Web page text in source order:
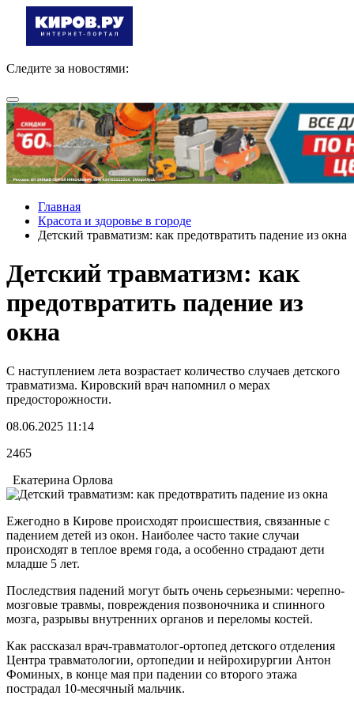
Следите за новостями:
Главная
Красота и здоровье в городе
Детский травматизм: как предотвратить падение из окна
Детский травматизм: как
предотвратить падение из
окна
С наступлением лета возрастает количество случаев детского
травматизма. Кировский врач напомнил о мерах
предосторожности.
08.06.2025 11:14
2465
Екатерина Орлова
Ежегодно в Кирове происходят происшествия, связанные с
падением детей из окон. Наиболее часто такие случаи
происходят в теплое время года, а особенно страдают дети
младше 5 лет.
Последствия падений могут быть очень серьезными: черепно-
мозговые травмы, повреждения позвоночника и спинного
мозга, разрывы внутренних органов и переломы костей.
Как рассказал врач-травматолог-ортопед детского отделения
Центра травматологии, ортопедии и нейрохирургии Антон
Фоминых, в конце мая при падении со второго этажа
пострадал 10-месячный мальчик.